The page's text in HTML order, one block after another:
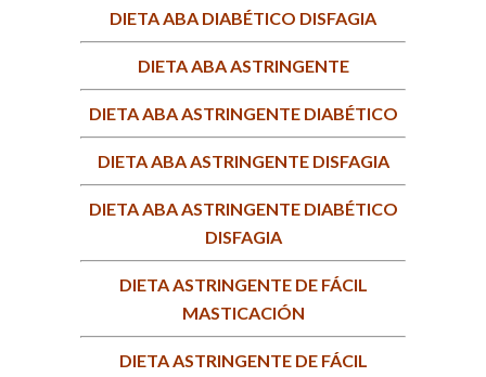
DIETA ABA DIABÉTICO DISFAGIA
DIETA ABA ASTRINGENTE
DIETA ABA ASTRINGENTE DIABÉTICO
DIETA ABA ASTRINGENTE DISFAGIA
DIETA ABA ASTRINGENTE DIABÉTICO
DISFAGIA
DIETA ASTRINGENTE DE FÁCIL
MASTICACIÓN
DIETA ASTRINGENTE DE FÁCIL